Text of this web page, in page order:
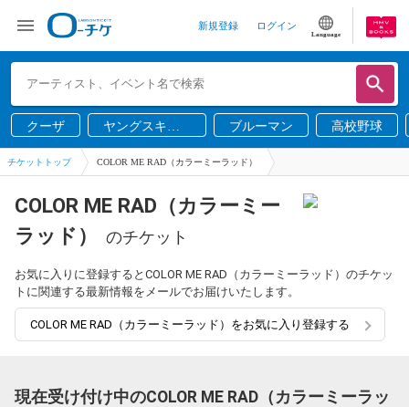
新規登録 ログイン
Language
クーザ
ヤングスキニ
ー
ブルーマン 高校野球
チケットトップ COLOR ME RAD（カラーミーラッド）
COLOR ME RAD（カラーミー
ラッド）
のチケット
お気に入りに登録するとCOLOR ME RAD（カラーミーラッド）のチケッ
トに関連する最新情報をメールでお届けいたします。
COLOR ME RAD（カラーミーラッド）をお気に入り登録する
現在受け付け中のCOLOR ME RAD（カラーミーラッ